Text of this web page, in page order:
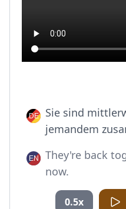
Sie sind
jemandem
They're back
now.
0.5x